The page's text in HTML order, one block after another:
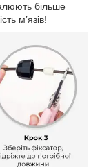
більше
м’язів!